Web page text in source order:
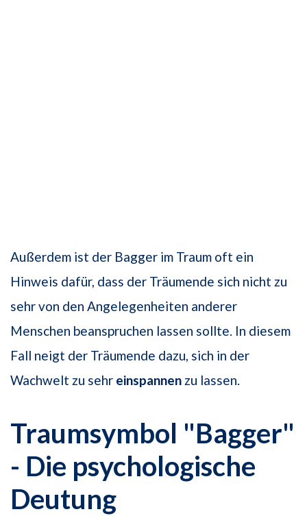
Außerdem ist der Bagger im Traum oft ein
Hinweis dafür, dass der Träumende sich nicht zu
sehr von den Angelegenheiten anderer
Menschen beanspruchen lassen sollte. In diesem
Fall neigt der Träumende dazu, sich in der
Wachwelt zu sehr einspannen zu lassen.
Traumsymbol "Bagger"
- Die psychologische
Deutung